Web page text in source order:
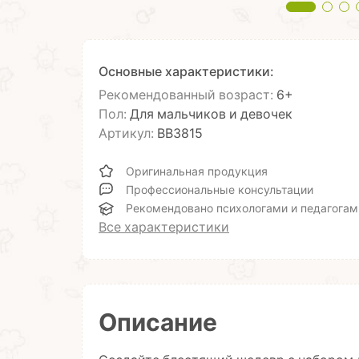
Основные характеристики:
Рекомендованный возраст: 6+
Пол: Для мальчиков и девочек
Артикул: ВВ3815
Оригинальная продукция
Профессиональные консультации
Рекомендовано психологами и
Все характеристики
Описание